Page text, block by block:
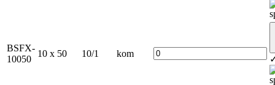
BSFX-
10050
10 x 50 10/1 kom